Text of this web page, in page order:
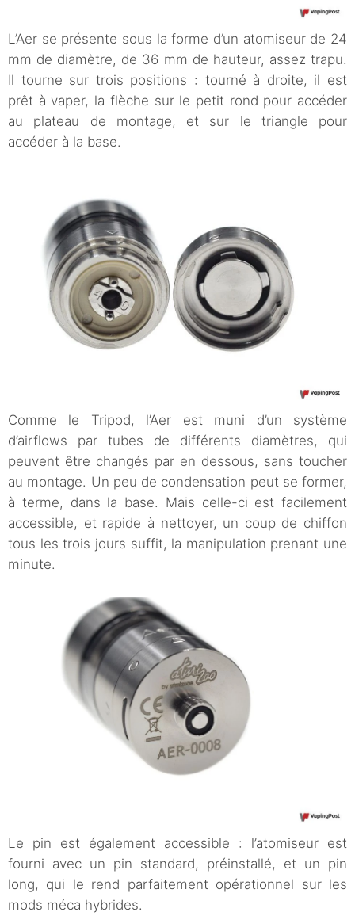
L’Aer se présente sous la forme d’un atomiseur de 24
mm de diamètre, de 36 mm de hauteur, assez trapu.
Il tourne sur trois positions : tourné à droite, il est
prêt à vaper, la flèche sur le petit rond pour accéder
au plateau de montage, et sur le triangle pour
accéder à la base.
Comme le Tripod, l’Aer est muni d’un système
d’airflows par tubes de différents diamètres, qui
peuvent être changés par en dessous, sans toucher
au montage. Un peu de condensation peut se former,
à terme, dans la base. Mais celle-ci est facilement
accessible, et rapide à nettoyer, un coup de chiffon
tous les trois jours suffit, la manipulation prenant une
minute.
Le pin est également accessible : l’atomiseur est
fourni avec un pin standard, préinstallé, et un pin
long, qui le rend parfaitement opérationnel sur les
mods méca hybrides.